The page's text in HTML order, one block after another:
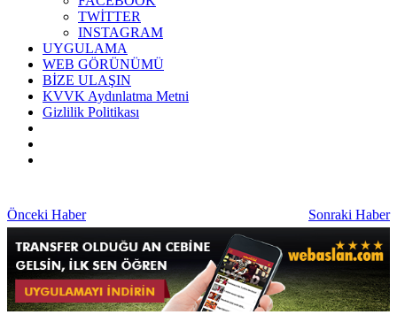
TWİTTER
INSTAGRAM
UYGULAMA
WEB GÖRÜNÜMÜ
BİZE ULAŞIN
KVVK Aydınlatma Metni
Gizlilik Politikası
Önceki Haber Sonraki Haber